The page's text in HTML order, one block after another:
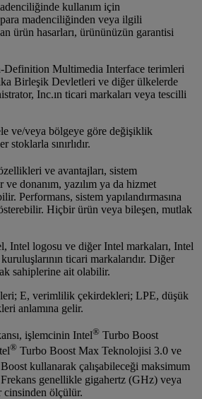
kullanım için
madenciliğinden veya ilgili
ürün hasarları, ürününüzün garantisi
Multimedia Interface terimleri
Birleşik Devletleri ve diğer ülkelerde
Inc.ın ticari markaları veya tescilli
ve/veya bölgeye göre değişiklik
stoklarla sınırlıdır.
ve avantajları, sistem
ve donanım, yazılım ya da hizmet
Performans, sistem yapılandırmasına
Hiçbir ürün veya bileşen, mutlak
Intel logosu ve diğer Intel markaları, Intel
ticari markalarıdır. Diğer
sahiplerine ait olabilir.
E, verimlilik çekirdekleri; LPE, düşük
anlamına gelir.
işlemcinin Intel® Turbo Boost
® Turbo Boost Max Teknolojisi 3.0 ve
kullanarak çalışabileceği maksimum
genellikle gigahertz (GHz) veya
ölçülür.